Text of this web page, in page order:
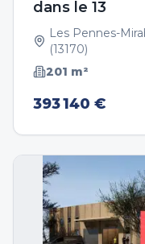
dans le 13
Les Pennes-
(13170)
201 m²
393 140 €